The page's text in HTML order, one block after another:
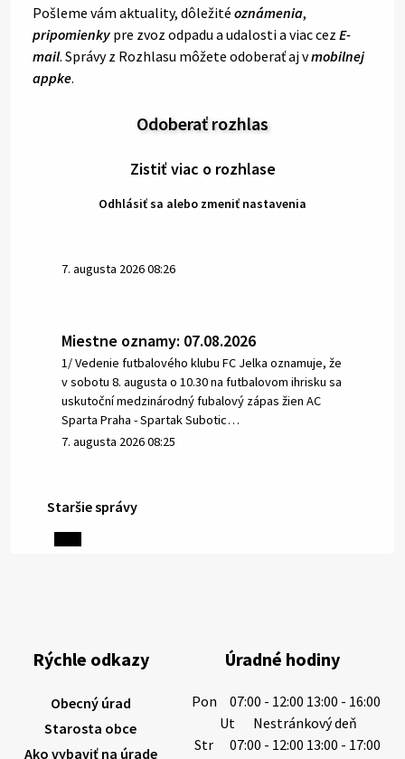
Pošleme vám aktuality, dôležité oznámenia,
pripomienky pre zvoz odpadu a udalosti a viac cez E-
mail. Správy z Rozhlasu môžete odoberať aj vmobilnej
appke.
Odoberať rozhlas
Zistiť viac o rozhlase
Odhlásiť sa alebo zmeniť nastavenia
7. augusta 2026 08:26
Miestne oznamy: 07.08.2026
1/ Vedenie futbalového klubu FC Jelka oznamuje, že
v sobotu 8. augusta o 10.30 na futbalovom ihrisku sa
uskutoční medzinárodný fubalový zápas žien AC
Sparta Praha - Spartak Subotic…
7. augusta 2026 08:25
6. augusta 2026 08:13
výdatnosti vodárenských zdrojov.
Západoslovenská vodárenská spoločnosť preto
6. augusta 2026 08:12
Staršie správy
Rýchle odkazy
Obecný úrad
Starosta obce
Ako vybaviť na úrade
Úradné hodiny
Pon
07:00 - 12:00 13:00 - 16:00
Ut
Nestránkový deň
Str
07:00 - 12:00 13:00 - 17:00